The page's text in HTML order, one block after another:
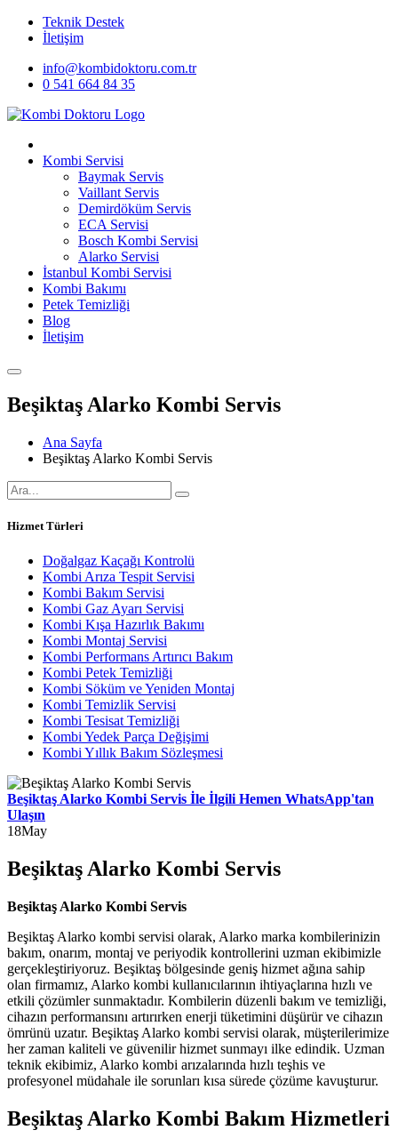
Teknik Destek
İletişim
info@kombidoktoru.com.tr
0 541 664 84 35
Kombi Servisi
Baymak Servis
Vaillant Servis
Demirdöküm Servis
ECA Servisi
Bosch Kombi Servisi
Alarko Servisi
İstanbul Kombi Servisi
Kombi Bakımı
Petek Temizliği
Blog
İletişim
Beşiktaş Alarko Kombi Servis
Ana Sayfa
Beşiktaş Alarko Kombi Servis
Hizmet Türleri
Doğalgaz Kaçağı Kontrolü
Kombi Arıza Tespit Servisi
Kombi Bakım Servisi
Kombi Gaz Ayarı Servisi
Kombi Kışa Hazırlık Bakımı
Kombi Montaj Servisi
Kombi Performans Artırıcı Bakım
Kombi Petek Temizliği
Kombi Söküm ve Yeniden Montaj
Kombi Temizlik Servisi
Kombi Tesisat Temizliği
Kombi Yedek Parça Değişimi
Kombi Yıllık Bakım Sözleşmesi
Beşiktaş Alarko Kombi Servis İle İlgili Hemen WhatsApp'tan
Ulaşın
18May
Beşiktaş Alarko Kombi Servis
Beşiktaş Alarko Kombi Servis
Beşiktaş Alarko kombi servisi olarak, Alarko marka kombilerinizin
bakım, onarım, montaj ve periyodik kontrollerini uzman ekibimizle
gerçekleştiriyoruz. Beşiktaş bölgesinde geniş hizmet ağına sahip
olan firmamız, Alarko kombi kullanıcılarının ihtiyaçlarına hızlı ve
etkili çözümler sunmaktadır. Kombilerin düzenli bakım ve temizliği,
cihazın performansını artırırken enerji tüketimini düşürür ve cihazın
ömrünü uzatır. Beşiktaş Alarko kombi servisi olarak, müşterilerimize
her zaman kaliteli ve güvenilir hizmet sunmayı ilke edindik. Uzman
teknik ekibimiz, Alarko kombi arızalarında hızlı teşhis ve
profesyonel müdahale ile sorunları kısa sürede çözüme kavuşturur.
Beşiktaş Alarko Kombi Bakım Hizmetleri